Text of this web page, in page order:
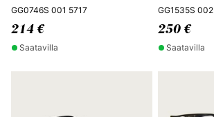
GG0746S 001 5717
214 €
Saatavilla
GG1535S
250 €
Saatavilla